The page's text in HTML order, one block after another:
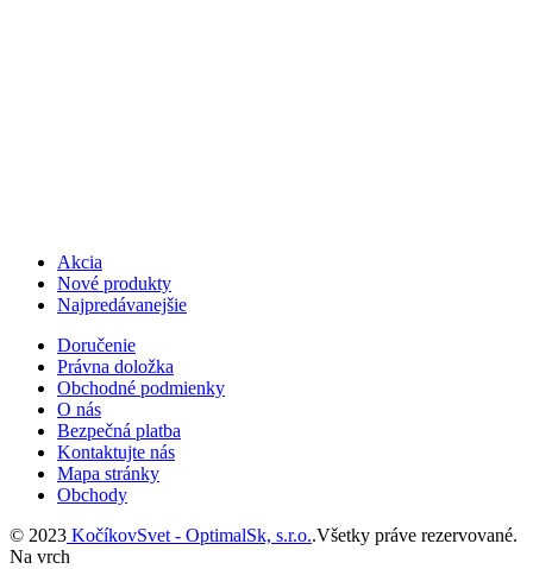
Akcia
Nové produkty
Najpredávanejšie
Doručenie
Právna doložka
Obchodné podmienky
O nás
Bezpečná platba
Kontaktujte nás
Mapa stránky
Obchody
© 2023 KočíkovSvet - OptimalSk, s.r.o..Všetky práve rezervované.
Na vrch